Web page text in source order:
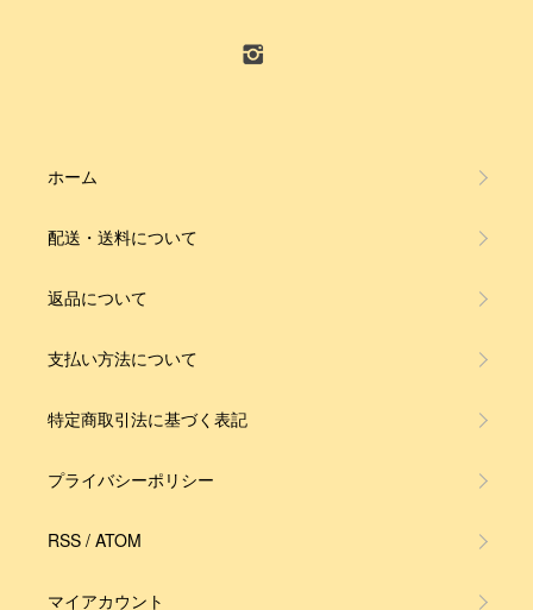
ホーム
配送・送料について
返品について
支払い方法について
特定商取引法に基づく表記
プライバシーポリシー
RSS / ATOM
マイアカウント